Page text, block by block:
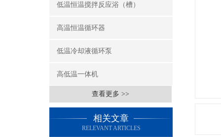
低温恒温搅拌反应浴（槽）
高温恒温循环器
低温冷却液循环泵
高低温一体机
查看更多 >>
相关文章
RELEVANT ARTICLES